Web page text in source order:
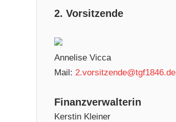
2. Vorsitzende
Annelise Vicca
Mail: 2.vorsitzende@tgf1846.de
Finanzverwalterin
Kerstin Kleiner